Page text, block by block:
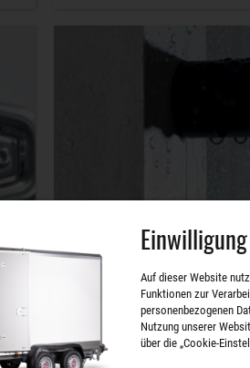
Dichtheit
Auf dieser Website
Funktionen zur
personenbezogenen
Nutzung unserer
über die „Cookie-